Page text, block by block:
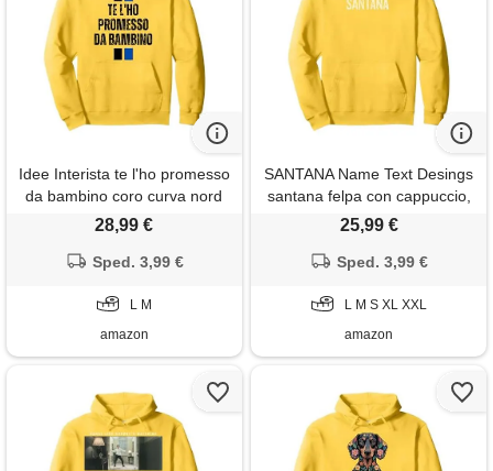
Idee Interista te l'ho promesso
da bambino coro curva nord
felpa con cappuccio, unisex
28,99 €
Sped. 3,99 €
L M
amazon
SANTANA Name Text Desings
santana felpa con cappuccio,
unisex per adulti, limone, l
25,99 €
Sped. 3,99 €
L M S XL XXL
amazon